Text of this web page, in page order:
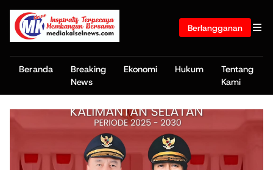
Berlangganan
Beranda
Breaking
News
Ekonomi Hukum
Tentang
Kami